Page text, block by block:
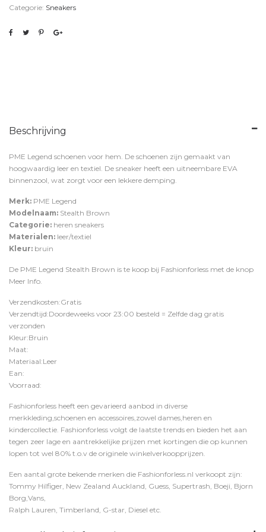
Categorie: Sneakers
Beschrijving
PME Legend schoenen voor hem. De schoenen zijn gemaakt van
hoogwaardig leer en textiel. De sneaker heeft een uitneembare EVA
binnenzool, wat zorgt voor een lekkere demping.
Merk: PME Legend
Modelnaam: Stealth Brown
Categorie: heren sneakers
Materialen: leer/textiel
Kleur: bruin
De PME Legend Stealth Brown is te koop bij Fashionforless met de knop
Meer Info
Verzendkosten:Gratis
Verzendtijd:Doordeweeks voor 23:00 besteld = Zelfde dag gratis
verzonden
Kleur:Bruin
Maat:
Materiaal:Leer
Ean:
Voorraad:
Fashionforless heeft een gevarieerd aanbod in diverse
merkkleding,schoenen en accessoires,zowel dames,heren en
kindercollectie. Fashionforless volgt de laatste trends en bieden het aan
tegen zeer lage en aantrekkelijke prijzen met kortingen die op kunnen
lopen tot wel 80% t.o.v de originele winkelverkoopprijzen.
Een aantal grote bekende merken die Fashionforless.nl verkoopt zijn:
Tommy Hilfiger, New Zealand Auckland, Guess, Supertrash, Boeji, Bjorn
Borg,Vans,
Ralph Lauren, Timberland, G-star, Diesel etc.